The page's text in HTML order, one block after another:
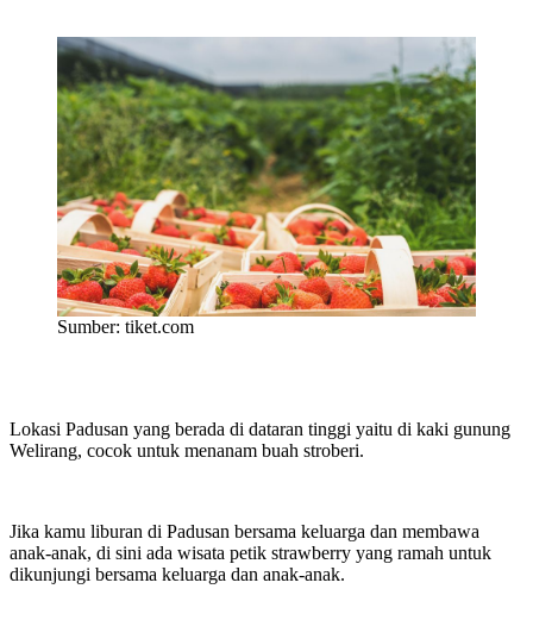
Sumber: tiket.com
Lokasi Padusan yang berada di dataran tinggi yaitu di kaki gunung
Welirang, cocok untuk menanam buah stroberi.
Jika kamu liburan di Padusan bersama keluarga dan membawa
anak-anak, di sini ada wisata petik strawberry yang ramah untuk
dikunjungi bersama keluarga dan anak-anak.